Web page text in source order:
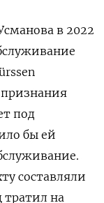
в 2022
признания
под
бы ей
составляли
тратил на